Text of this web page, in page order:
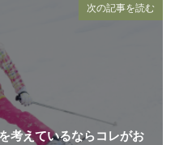
次の記事を読む
考えているならコレがお